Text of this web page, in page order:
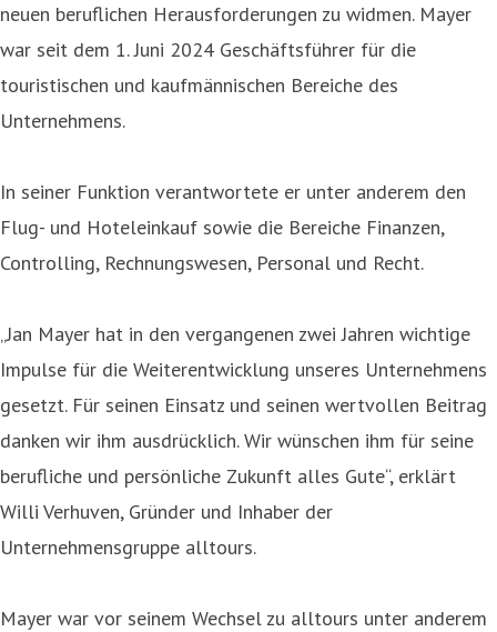
neuen beruflichen Herausforderungen zu widmen. Mayer
war seit dem 1. Juni 2024 Geschäftsführer für die
touristischen und kaufmännischen Bereiche des
Unternehmens.
In seiner Funktion verantwortete er unter anderem den
Flug- und Hoteleinkauf sowie die Bereiche Finanzen,
Controlling, Rechnungswesen, Personal und Recht.
„Jan Mayer hat in den vergangenen zwei Jahren wichtige
Impulse für die Weiterentwicklung unseres Unternehmens
gesetzt. Für seinen Einsatz und seinen wertvollen Beitrag
danken wir ihm ausdrücklich. Wir wünschen ihm für seine
berufliche und persönliche Zukunft alles Gute“, erklärt
Willi Verhuven, Gründer und Inhaber der
Unternehmensgruppe alltours.
Mayer war vor seinem Wechsel zu alltours unter anderem